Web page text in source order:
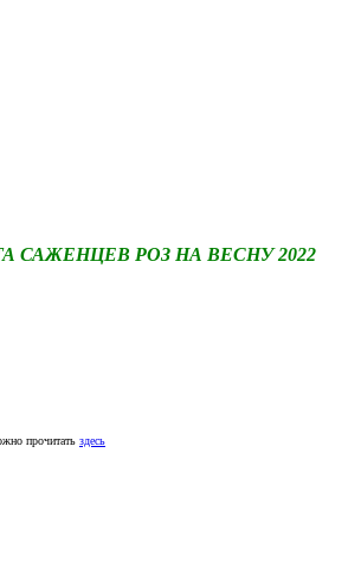
РОЗ НА ВЕСНУ 2022
прочитать здесь